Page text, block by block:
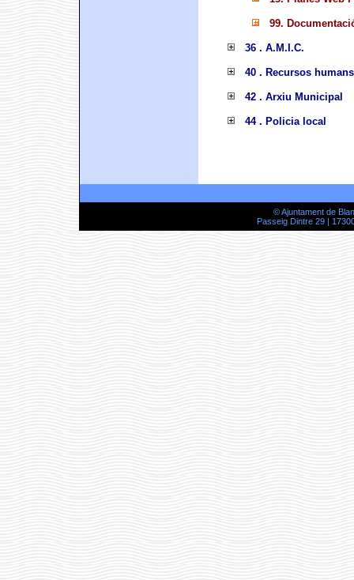
99.
36 . A.M.I.C.
40 . Recursos humans
42 . Arxiu Municipal
44 . Policia local
© Ajuntament de
Passeig Dintre 29 |